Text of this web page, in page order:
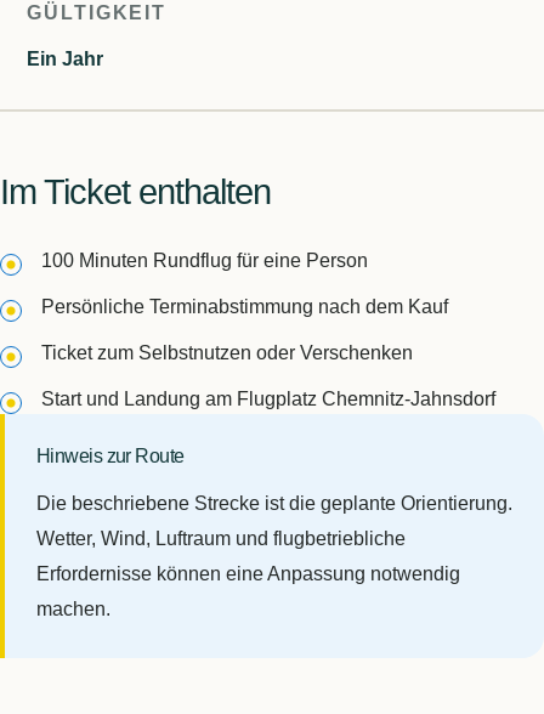
GÜLTIGKEIT
Ein Jahr
Im Ticket enthalten
100 Minuten Rundflug für eine Person
Persönliche Terminabstimmung nach dem Kauf
Ticket zum Selbstnutzen oder Verschenken
Start und Landung am Flugplatz Chemnitz-Jahnsdorf
Hinweis zur Route
Die beschriebene Strecke ist die geplante Orientierung.
Wetter, Wind, Luftraum und flugbetriebliche
Erfordernisse können eine Anpassung notwendig
machen.